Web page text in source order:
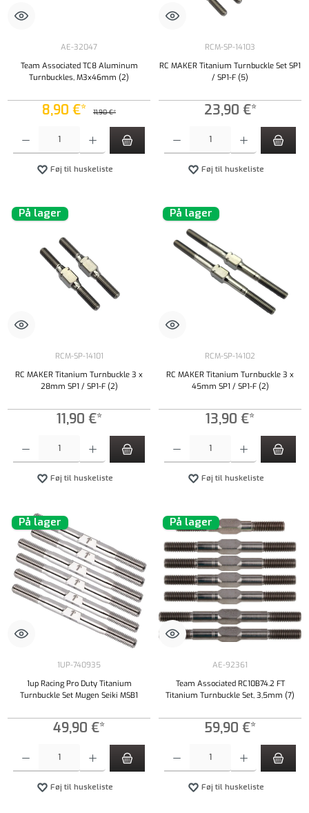
AE-32047
Team Associated TC8 Aluminum
Turnbuckles, M3x46mm (2)
8,90 €* 11,90 €*
Føj til huskeliste
RCM-SP-14103
RC MAKER Titanium Turnbuckle Set SP1
/ SP1-F (5)
23,90 €*
Føj til huskeliste
På lager
RCM-SP-14101
RC MAKER Titanium Turnbuckle 3 x
28mm SP1 / SP1-F (2)
11,90 €*
Føj til huskeliste
På lager
RCM-SP-14102
RC MAKER Titanium Turnbuckle 3 x
45mm SP1 / SP1-F (2)
13,90 €*
Føj til huskeliste
På lager
1UP-740935
1up Racing Pro Duty Titanium
Turnbuckle Set Mugen Seiki MSB1
49,90 €*
Føj til huskeliste
På lager
AE-92361
Team Associated RC10B74.2 FT
Titanium Turnbuckle Set, 3,5mm (7)
59,90 €*
Føj til huskeliste